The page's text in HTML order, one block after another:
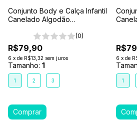
Conjunto Body e Calça Infantil
Canelado Algodão
(0)
R$79,90
6 x de R$13,32 sem juros
Tamanho: 1
1 2 3
6 x de
1